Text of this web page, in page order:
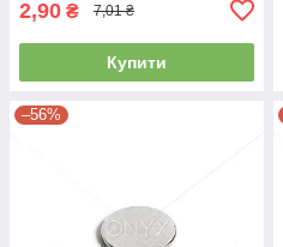
2,90 ₴ 7,01 ₴
Купити
–56%